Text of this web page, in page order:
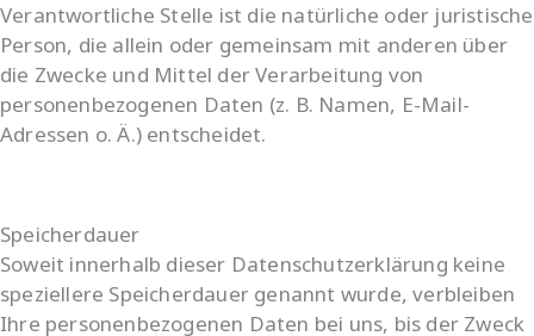
Verantwortliche Stelle ist die natürliche oder juristische
Person, die allein oder gemeinsam mit anderen über
die Zwecke und Mittel der Verarbeitung von
personenbezogenen Daten (z. B. Namen, E-Mail-
Adressen o. Ä.) entscheidet.
Speicherdauer
Soweit innerhalb dieser Datenschutzerklärung keine
speziellere Speicherdauer genannt wurde, verbleiben
Ihre personenbezogenen Daten bei uns, bis der Zweck